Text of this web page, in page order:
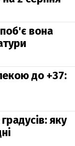
вона
до +37:
яку